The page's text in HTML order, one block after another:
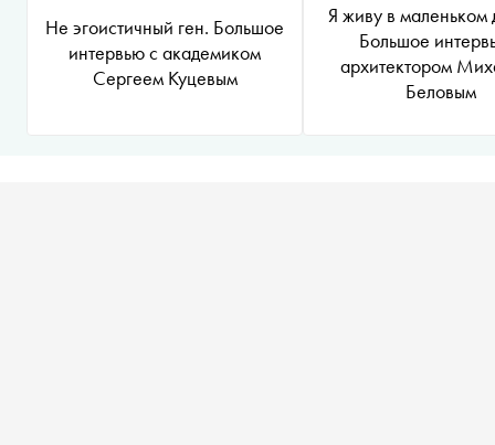
Не эгоистичный ген. Большое
интервью с академиком
Сергеем Куцевым
Я живу в маленьком
Большое
архитектором
Беловым